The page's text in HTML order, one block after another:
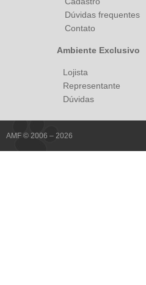
Dúvidas frequentes
Contato
Ambiente Exclusivo
Lojista
Representante
Dúvidas
AMF © 2006 – 2026